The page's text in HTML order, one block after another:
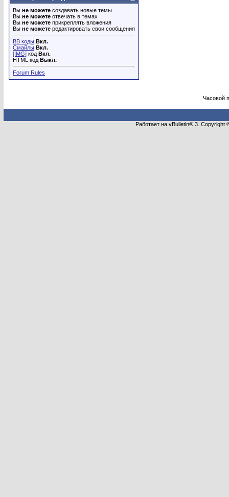
Вы не можете создавать новые темы
Вы не можете отвечать в темах
Вы не можете прикреплять вложения
Вы не можете редактировать свои сообщения
BB коды Вкл.
Смайлы Вкл.
[IMG] код Вкл.
HTML код Выкл.
Forum Rules
Часовой
Работает на vBulletin® 3.